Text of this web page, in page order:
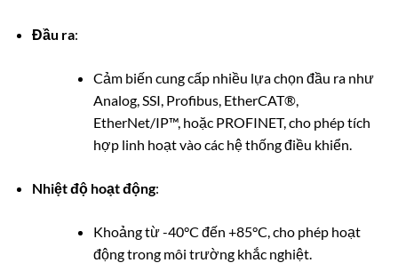
Đầu ra:
Cảm biến cung cấp nhiều lựa chọn đầu ra như
Analog, SSI, Profibus, EtherCAT®,
EtherNet/IP™, hoặc PROFINET, cho phép tích
hợp linh hoạt vào các hệ thống điều khiển.
Nhiệt độ hoạt động:
Khoảng từ -40°C đến +85°C, cho phép hoạt
động trong môi trường khắc nghiệt.